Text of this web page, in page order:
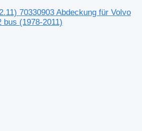
70330903 Abdeckung für Volvo
bus (1978-2011)